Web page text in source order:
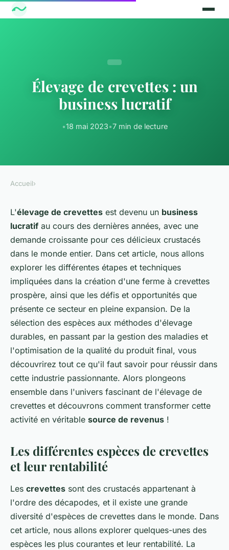
Élevage de crevettes : un
business lucratif
•18 mai 2023•7 min de lecture
Accueil›
L'élevage de crevettes est devenu un business
lucratif au cours des dernières années, avec une
demande croissante pour ces délicieux crustacés
dans le monde entier. Dans cet article, nous allons
explorer les différentes étapes et techniques
impliquées dans la création d'une ferme à crevettes
prospère, ainsi que les défis et opportunités que
présente ce secteur en pleine expansion. De la
sélection des espèces aux méthodes d'élevage
durables, en passant par la gestion des maladies et
l'optimisation de la qualité du produit final, vous
découvrirez tout ce qu'il faut savoir pour réussir dans
cette industrie passionnante. Alors plongeons
ensemble dans l'univers fascinant de l'élevage de
crevettes et découvrons comment transformer cette
activité en véritable source de revenus !
Les différentes espèces de crevettes
et leur rentabilité
Les crevettes sont des crustacés appartenant à
l'ordre des décapodes, et il existe une grande
diversité d'espèces de crevettes dans le monde. Dans
cet article, nous allons explorer quelques-unes des
espèces les plus courantes et leur rentabilité. La